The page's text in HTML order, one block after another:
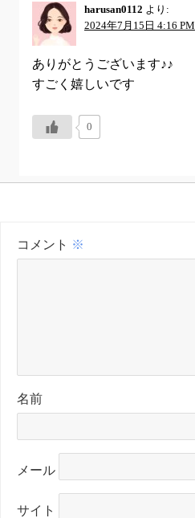
harusan0112 より:
2024年7月15日 4:16 PM
ありがとうございます♪♪
すごく嬉しいです
0
コメント ※
名前
メール
サイト